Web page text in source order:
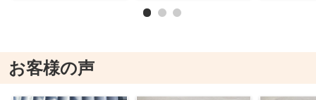
お客様の声